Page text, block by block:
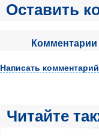
Оставить
Комментарии
Написать комментарий
Читайте